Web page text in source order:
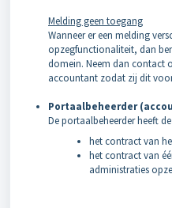
Melding geen toegang
Wanneer er een melding
opzegfunctionaliteit, dan
domein. Neem dan contact
accountant zodat zij dit
Portaalbeheerder
De portaalbeheerder heeft
het contract van
het contract van
administraties